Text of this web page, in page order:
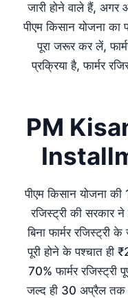
जारी होने वाले हैं, अगर
पीएम किसान योजना का
पूरा जरूर कर लें,
प्रक्रिया है, फार्मर
PM
पीएम किसान योजना की
रजिस्ट्री की सरकार
बिना फार्मर रजिस्ट्री के
पूरी होने के पश्चात ही
70% फार्मर रजिस्ट्री
जल्द ही 30 अप्रैल तक